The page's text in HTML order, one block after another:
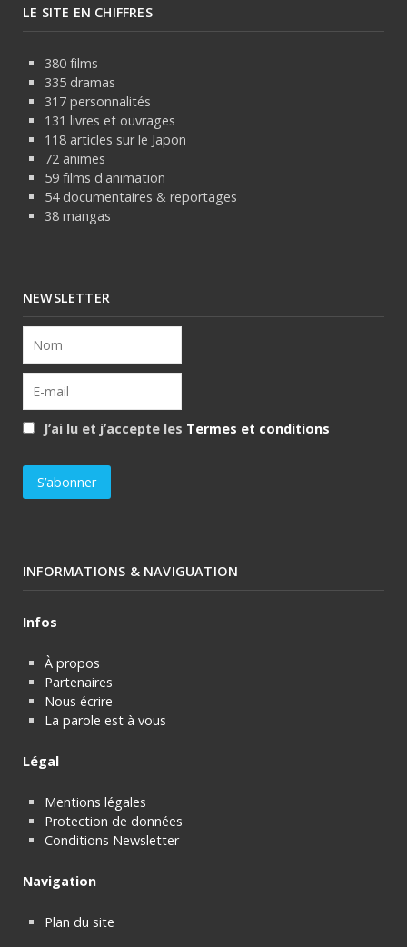
LE SITE EN CHIFFRES
380 films
335 dramas
317 personnalités
131 livres et ouvrages
118 articles sur le Japon
72 animes
59 films d'animation
54 documentaires & reportages
38 mangas
NEWSLETTER
J’ai lu et j’accepte les Termes et conditions
INFORMATIONS & NAVIGUATION
Infos
À propos
Partenaires
Nous écrire
La parole est à vous
Légal
Mentions légales
Protection de données
Conditions Newsletter
Navigation
Plan du site